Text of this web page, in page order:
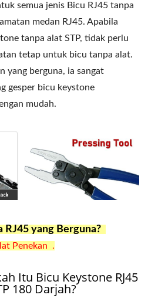
semua jenis Bicu RJ45 tanpa
medan RJ45. Apabila
tanpa alat STP, tidak perlu
tetap untuk bicu tanpa alat.
yang berguna, ia sangat
gesper bicu keystone
mudah.
RJ45 yang Berguna?
Penekan .
Itu Bicu Keystone RJ45
180 Darjah?